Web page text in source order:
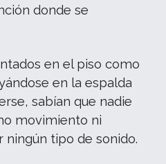
donde se
en el piso como
en la espalda
sabían que nadie
movimiento ni
tipo de sonido.